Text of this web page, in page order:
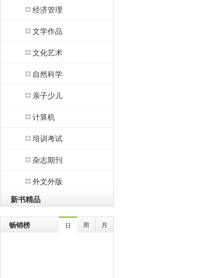
经济管理
文学作品
文化艺术
自然科学
亲子少儿
计算机
培训考试
杂志期刊
外文外版
新书精品
畅销榜 日 周 月